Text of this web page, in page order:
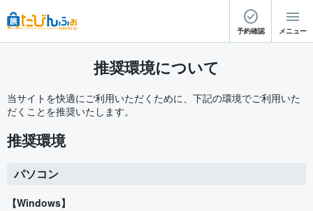
予約確認 メニュー
推奨環境について
当サイトを快適にご利用いただくために、下記の環境でご利用いた
だくことを推奨いたします。
推奨環境
パソコン
【Windows】